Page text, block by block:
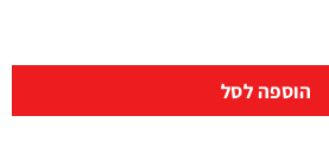
הוספה לסל